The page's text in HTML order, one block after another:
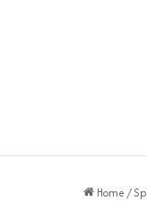
Home /